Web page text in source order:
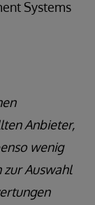
Systems
Anbieter,
wenig
Auswahl